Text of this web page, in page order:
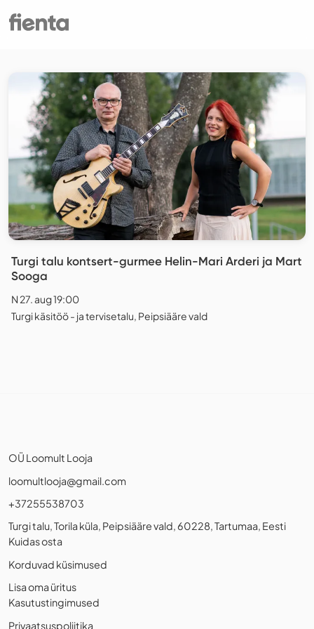
Turgi talu kontsert-gurmee Helin-Mari Arderi ja Mart
Sooga
N 27. aug 19:00
Turgi käsitöö - ja tervisetalu, Peipsiääre vald
OÜ Loomult Looja
loomultlooja@gmail.com
+37255538703
Turgi talu, Torila küla, Peipsiääre vald, 60228, Tartumaa, Eesti
Kuidas osta
Korduvad küsimused
Lisa oma üritus
Kasutustingimused
Privaatsuspoliitika